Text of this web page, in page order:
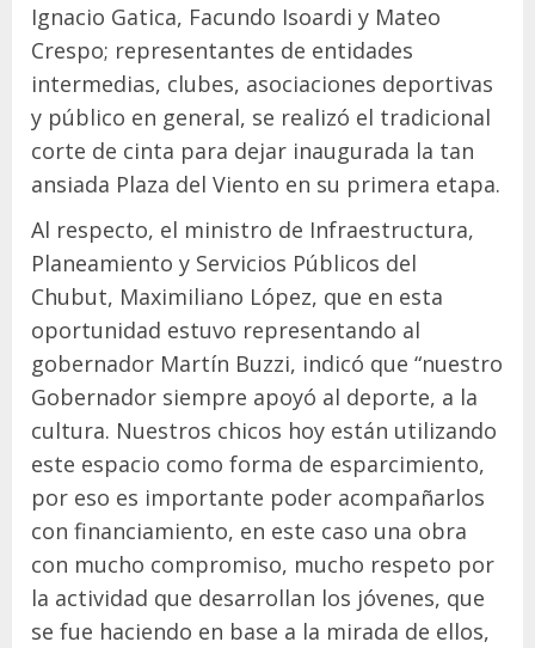
Ignacio Gatica, Facundo Isoardi y Mateo
Crespo; representantes de entidades
intermedias, clubes, asociaciones deportivas
y público en general, se realizó el tradicional
corte de cinta para dejar inaugurada la tan
ansiada Plaza del Viento en su primera etapa.
Al respecto, el ministro de Infraestructura,
Planeamiento y Servicios Públicos del
Chubut, Maximiliano López, que en esta
oportunidad estuvo representando al
gobernador Martín Buzzi, indicó que “nuestro
Gobernador siempre apoyó al deporte, a la
cultura. Nuestros chicos hoy están utilizando
este espacio como forma de esparcimiento,
por eso es importante poder acompañarlos
con financiamiento, en este caso una obra
con mucho compromiso, mucho respeto por
la actividad que desarrollan los jóvenes, que
se fue haciendo en base a la mirada de ellos,